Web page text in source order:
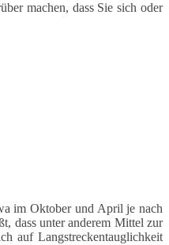
machen, dass Sie sich oder
im Oktober und April je nach
dass unter anderem Mittel zur
auf Langstreckentauglichkeit